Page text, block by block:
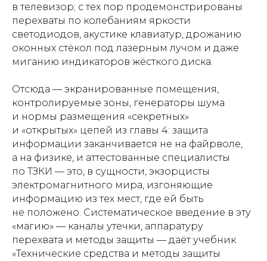
в телевизор; с тех пор продемонстрированы
перехваты по колебаниям яркости
светодиодов, акустике клавиатур, дрожанию
оконных стёкол под лазерным лучом и даже
миганию индикаторов жёсткого диска.
Отсюда — экранированные помещения,
контролируемые зоны, генераторы шума
и нормы размещения «секретных»
и «открытых» цепей из главы 4: защита
информации заканчивается не на файрволе,
а на физике, и аттестованные специалисты
по ТЗКИ — это, в сущности, экзорцисты
электромагнитного мира, изгоняющие
информацию из тех мест, где ей быть
не положено. Систематическое введение в эту
«магию» — каналы утечки, аппаратуру
перехвата и методы защиты — даёт учебник
«Технические средства и методы защиты